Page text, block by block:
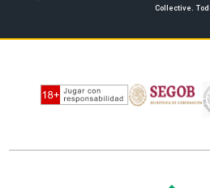
Sorpresa azulcrema: Mya
entrenamientos con